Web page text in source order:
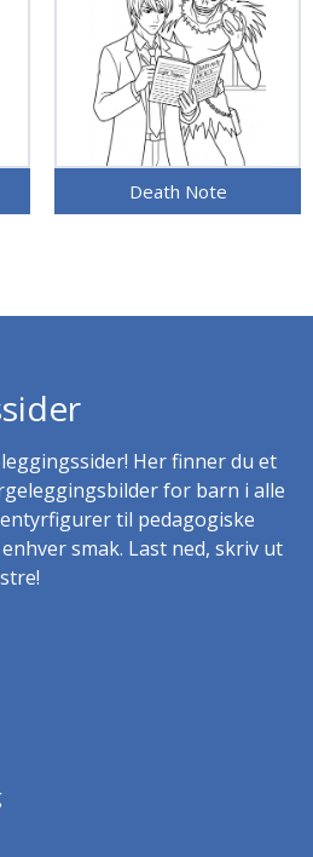
Death Note
Her finner du et
for barn i alle
til pedagogiske
smak. Last ned, skriv ut